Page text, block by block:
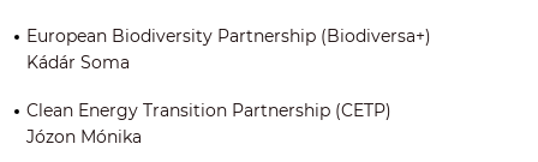
European Biodiversity Partnership (Biodiversa+)
Kádár Soma
Clean Energy Transition Partnership (CETP)
Józon Mónika